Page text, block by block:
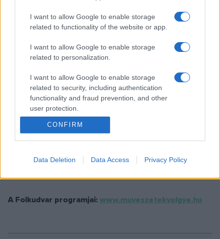
I want to allow Google to enable storage
related to functionality of the website or app.
I want to allow Google to enable storage
related to personalization.
I want to allow Google to enable storage
related to security, including authentication
functionality and fraud prevention, and other
user protection.
CONFIRM
Data Deletion Data Access Privacy Policy
népzenészek kedves ételeit főzi, és biztosan nem fogunk
kínálatában sem.
A néphagyományok szeretői Kapolcson a már évek óta
működő Muharay udvart se hagyják ki a látogatásuk során,
ahol minden nap többek között játszóházzal, énektanítással
és látványos táncelőadásokkal várják az érdeklődőket
Sebestyén Márta háziasszonykodásával.
Most már csak egy feladat maradt: július 24-étől irány
A Folkudvar programjai: www.muveszetekvolgye.hu